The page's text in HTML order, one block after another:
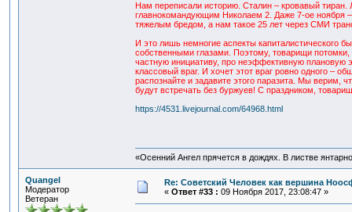
Нам переписали историю. Сталин – кровавый
главнокомандующим Николаем 2. Даже 7-ое ноября
тяжелым бредом, а нам такое 25 лет через СМИ
И это лишь немногие аспекты капиталистического
собственными глазами. Поэтому, товарищи
частную инициативу, про неэффективную плановую
классовый враг. И хочет этот враг ровно одного –
распознайте и задавите этого паразита. Мы верим,
будут встречать без буржуев! С праздником,
https://4531.livejournal.com/64968.html
«Осенний Ангел прячется в дождях. В листве
Quangel
Модератор
Ветеран
Re: Советский Человек как вершина
« Ответ #33 : 09 Ноября 2017, 23:08:47 »